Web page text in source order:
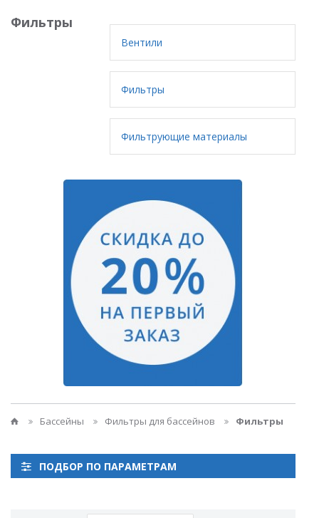
Фильтры
Вентили
Фильтры
Фильтрующие материалы
ПОДБОР ПО ПАРАМЕТРАМ
Бассейны Фильтры для бассейнов Фильтры